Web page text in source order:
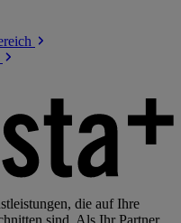
die auf Ihre
sind. Als Ihr Partner